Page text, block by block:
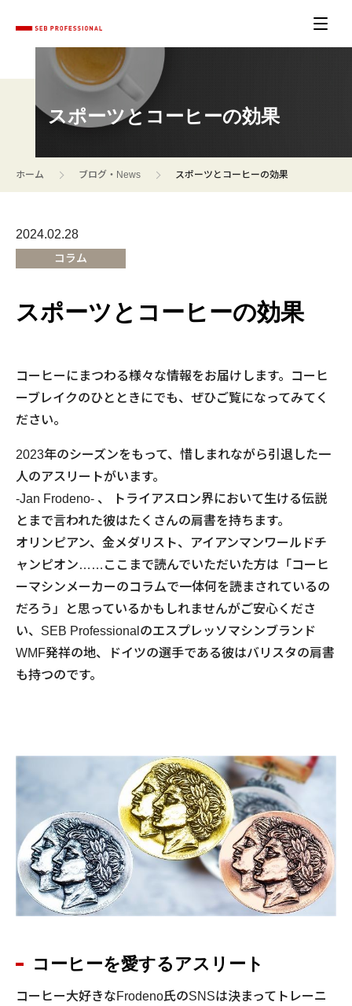
スポーツとコーヒーの効果
ホーム ブログ・News スポーツとコーヒーの効果
2024.02.28
コラム
スポーツとコーヒーの効果
コーヒーにまつわる様々な情報をお届けします。コーヒ
ーブレイクのひとときにでも、ぜひご覧になってみてく
ださい。
2023年のシーズンをもって、惜しまれながら引退した一
人のアスリートがいます。
-Jan Frodeno- 、 トライアスロン界において生ける伝説
とまで言われた彼はたくさんの肩書を持ちます。
オリンピアン、金メダリスト、アイアンマンワールドチ
ャンピオン……ここまで読んでいただいた方は「コーヒ
ーマシンメーカーのコラムで一体何を読まされているの
だろう」と思っているかもしれませんがご安心くださ
い、SEB Professionalのエスプレッソマシンブランド
WMF発祥の地、ドイツの選手である彼はバリスタの肩書
も持つのです。
コーヒーを愛するアスリート
コーヒー大好きなFrodeno氏のSNSは決まってトレーニ